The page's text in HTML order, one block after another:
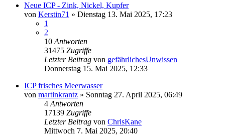
Neue ICP - Zink, Nickel, Kupfer
von Kerstin71 » Dienstag 13. Mai 2025, 17:23
1
2
10 Antworten
31475 Zugriffe
Letzter Beitrag von gefährlichesUnwissen
Donnerstag 15. Mai 2025, 12:33
ICP frisches Meerwasser
von martinkrantz » Sonntag 27. April 2025, 06:49
4 Antworten
17139 Zugriffe
Letzter Beitrag von ChrisKane
Mittwoch 7. Mai 2025, 20:40